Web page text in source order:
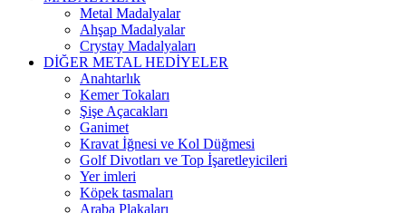
Metal Madalyalar
Ahşap Madalyalar
Crystay Madalyaları
DİĞER METAL HEDİYELER
Anahtarlık
Kemer Tokaları
Şişe Açacakları
Ganimet
Kravat İğnesi ve Kol Düğmesi
Golf Divotları ve Top İşaretleyicileri
Yer imleri
Köpek tasmaları
Araba Plakaları